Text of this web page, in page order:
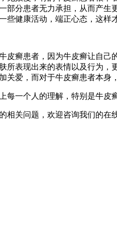
部分患者无力承担，从而产
些健康活动，端正心态，这样
癣患者，因为牛皮癣让自己
所表现出来的表情以及行为
关爱，而对于牛皮癣患者本
一个人的理解，特别是牛皮
相关问题，欢迎咨询我们的在